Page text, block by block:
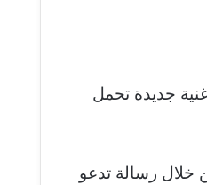
جديدة تحمل
خلال رسالة تدعو